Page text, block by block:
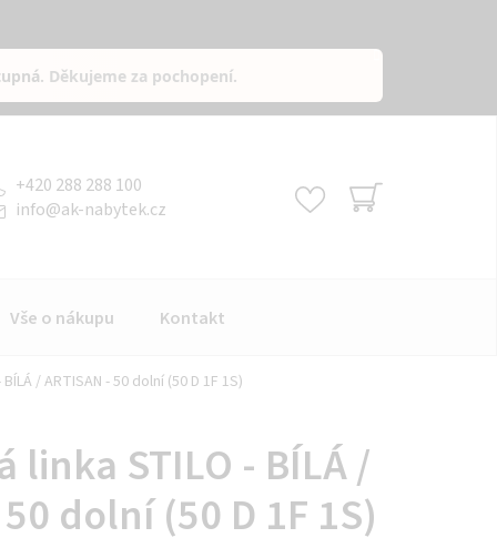
. Děkujeme za pochopení.
info@ak-nabytek.cz
+420 288 288 100
Vše o nákupu Kontakt
/ ARTISAN - 50 dolní (50 D 1F 1S)
linka STILO - BÍLÁ /
dolní (50 D 1F 1S)